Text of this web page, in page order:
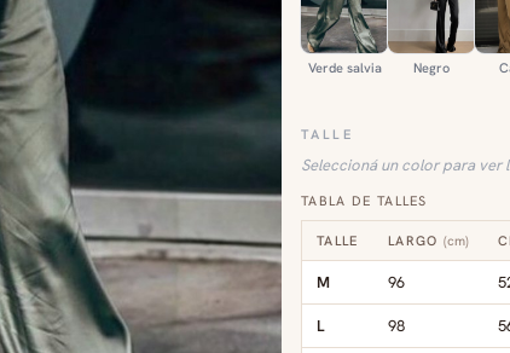
Verde salvia Negro
TALLE
Seleccioná un color para ver
TABLA DE TALLES
TALLE LARGO (cm)
M 96
L 98